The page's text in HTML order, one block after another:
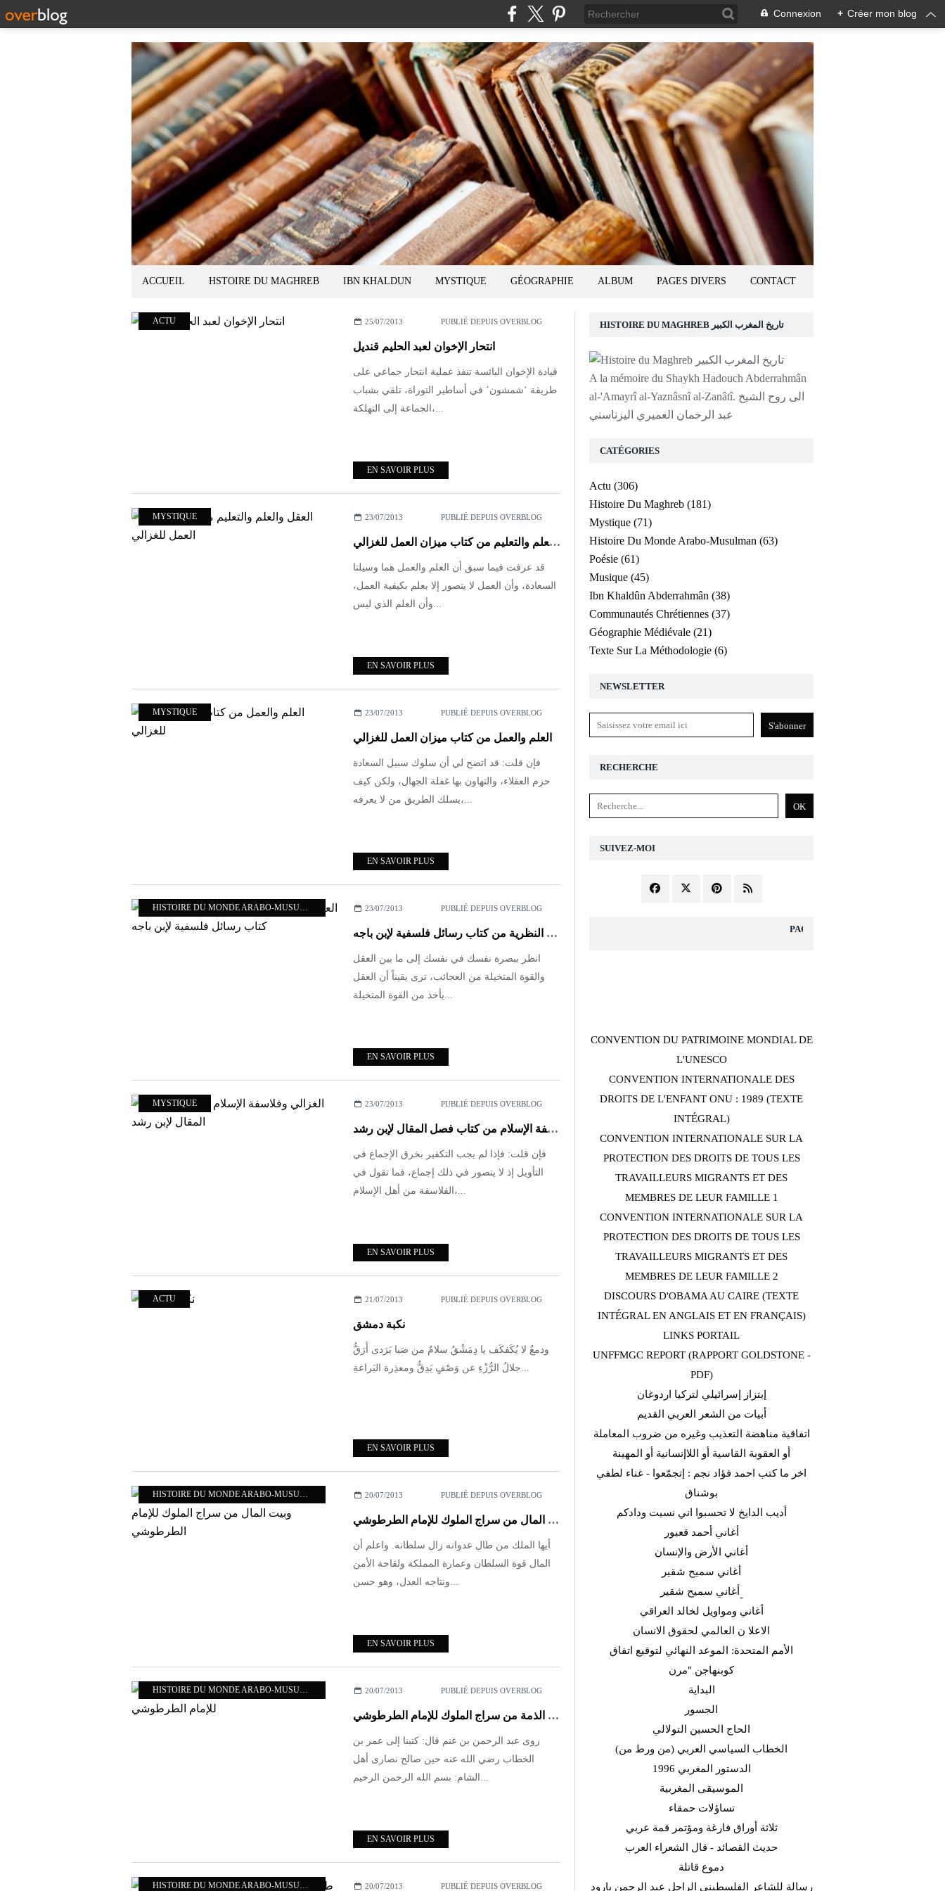
Connexion + Créer mon blog
ACCUEIL HSTOIRE DU MAGHREB IBN KHALDUN MYSTIQUE GÉOGRAPHIE ALBUM PAGES DIVERS CONTACT
ACTU 25/07/2013 PUBLIÉ DEPUIS OVERBLOG
انتحار الإخوان لعبد الحليم قنديل
قيادة الإخوان البائسة تنفذ عملية انتحار جماعي على
طريقة ‘شمشون’ في أساطير التوراة، تلقي بشباب
الجماعة إلى التهلكة،...
EN SAVOIR PLUS
MYSTIQUE 23/07/2013 PUBLIÉ DEPUIS OVERBLOG
العقل والعلم والتعليم من كتاب ميزان العمل للغزالي
قد عرفت فيما سبق أن العلم والعمل هما وسيلتا
السعادة، وأن العمل لا يتصور إلا بعلم بكيفية العمل،
EN SAVOIR PLUS
MYSTIQUE 23/07/2013 PUBLIÉ DEPUIS OVERBLOG
العلم والعمل من كتاب ميزان العمل للغزالي
فإن قلت: قد اتضح لي أن سلوك سبيل السعادة
حزم العقلاء، والتهاون بها غفلة الجهال، ولكن كيف
يسلك الطريق من لا يعرفه،...
EN SAVOIR PLUS
23/07/2013 PUBLIÉ DEPUIS OVERBLOG
العقل، القوة المتخيلة والمعرفة النظرية من كتاب رسائل فلسفية لإبن باجه
انظر ببصرة نفسك في نفسك إلى ما بين العقل
والقوة المتخيلة من العجائب، ترى يقيناً أن العقل
EN SAVOIR PLUS
MYSTIQUE 23/07/2013 PUBLIÉ DEPUIS OVERBLOG
الغزالي وفلاسفة الإسلام من كتاب فصل المقال لإبن رشد
فإن قلت: فإذا لم يجب التكفير بخرق الإجماع في
التأويل إذ لا يتصور في ذلك إجماع، فما تقول في
الفلاسفة من أهل الإسلام،...
EN SAVOIR PLUS
ACTU 21/07/2013 PUBLIÉ DEPUIS OVERBLOG
نكبة دمشق
ودمعٌ لا يُكَفكَف يا دِمَشْقُ سلامٌ من صَبا بَرَدى أَرَقُّ
EN SAVOIR PLUS
20/07/2013 PUBLIÉ DEPUIS OVERBLOG
السياسة السلطانية في استجباء الخراج وبيت المال من سراج الملوك للإمام الطرطوشي
أيها الملك من طال عدوانه زال سلطانه. واعلم أن
المال قوة السلطان وعمارة المملكة ولقاحة الأمن
EN SAVOIR PLUS
20/07/2013 PUBLIÉ DEPUIS OVERBLOG
في أحكام أهل الذمة من سراج الملوك للإمام الطرطوشي
روى عبد الرحمن بن غنم قال: كتبنا إلى عمر بن
الخطاب رضي الله عنه حين صالح نصارى أهل
EN SAVOIR PLUS
20/07/2013 PUBLIÉ DEPUIS OVERBLOG
NEWSLETTER
SUIVEZ-MOI
RECHERCHE
HISTOIRE DU MAGHREB تاريخ المغرب الكبير
A la mémoire du Shaykh Hadouch Abderrahmân
al-'Amayrî al-Yaznâsnî al-Zanâtî. الى روح الشيخ
عبد الرحمان العميري اليزناسني
CATÉGORIES
Actu (306)
Histoire Du Maghreb (181)
Mystique (71)
Histoire Du Monde Arabo-Musulman (63)
Poésie (61)
Musique (45)
Ibn Khaldûn Abderrahmân (38)
Communautés Chrétiennes (37)
Géographie Médiévale (21)
Texte Sur La Méthodologie (6)
PAGES DIVERS
CONVENTION DU PATRIMOINE MONDIAL DE
L'UNESCO
CONVENTION INTERNATIONALE DES
DROITS DE L'ENFANT ONU : 1989 (TEXTE
INTÉGRAL)
CONVENTION INTERNATIONALE SUR LA
PROTECTION DES DROITS DE TOUS LES
TRAVAILLEURS MIGRANTS ET DES
MEMBRES DE LEUR FAMILLE 1
CONVENTION INTERNATIONALE SUR LA
PROTECTION DES DROITS DE TOUS LES
TRAVAILLEURS MIGRANTS ET DES
MEMBRES DE LEUR FAMILLE 2
DISCOURS D'OBAMA AU CAIRE (TEXTE
INTÉGRAL EN ANGLAIS ET EN FRANÇAIS)
LINKS PORTAIL
UNFFMGC REPORT (RAPPORT GOLDSTONE -
PDF)
إبتزاز إسرائيلي لتركيا اردوغان
أبيات من الشعر العربي القديم
اتفاقية مناهضة التعذيب وغيره من ضروب المعاملة
أو العقوبة القاسية أو اللاإنسانية أو المهينة
اخر ما كتب احمد فؤاد نجم : إتجمّعوا - غناء لطفي
بوشناق
أديب الدايخ لا تحسبوا اني نسيت ودادكم
أغاني أحمد قعبور
أغاني الأرض والإنسان
أغاني سميح شقير
أغاني ومواويل لخالد العراقي
الاعلا ن العالمي لحقوق الانسان
الأمم المتحدة: الموعد النهائي لتوقيع اتفاق
كوبنهاجن "مرن
البداية
الجسور
الحاج الحسين التولالي
(الخطاب السياسي العربي (من ورط من
الدستور المغربي 1996
الموسيقى المغربية
تساؤلات حمقاء
ثلاثة أوراق فارغة ومؤتمر قمة عربي
حديث القصائد - قال الشعراء العرب
دموع قاتلة
رسالة للشاعر الفلسطيني الراحل عبد الرحمن بارود